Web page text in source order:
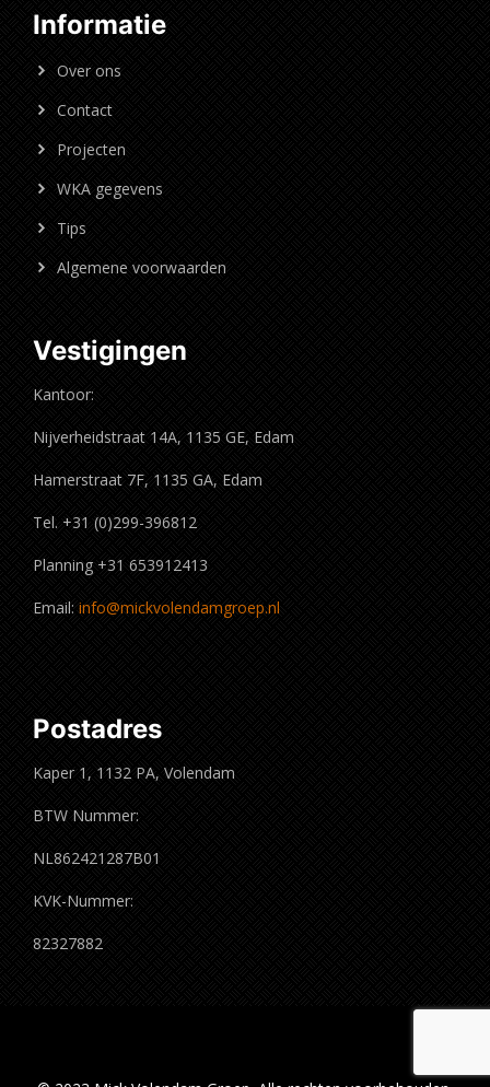
Informatie
Over ons
Contact
Projecten
WKA gegevens
Tips
Algemene voorwaarden
Vestigingen
Kantoor:
Nijverheidstraat 14A, 1135 GE, Edam
Hamerstraat 7F, 1135 GA, Edam
Tel. +31 (0)299-396812
Planning +31 653912413
Email: info@mickvolendamgroep.nl
Postadres
Kaper 1, 1132 PA, Volendam
BTW Nummer:
NL862421287B01
KVK-Nummer:
82327882